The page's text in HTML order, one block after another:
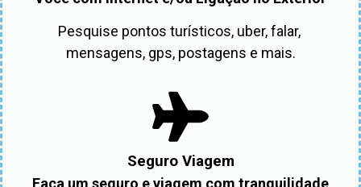
Pesquise pontos turísticos, uber, falar,
mensagens, gps, postagens e mais.
Seguro Viagem
Faça um seguro e viagem com tranquilidade